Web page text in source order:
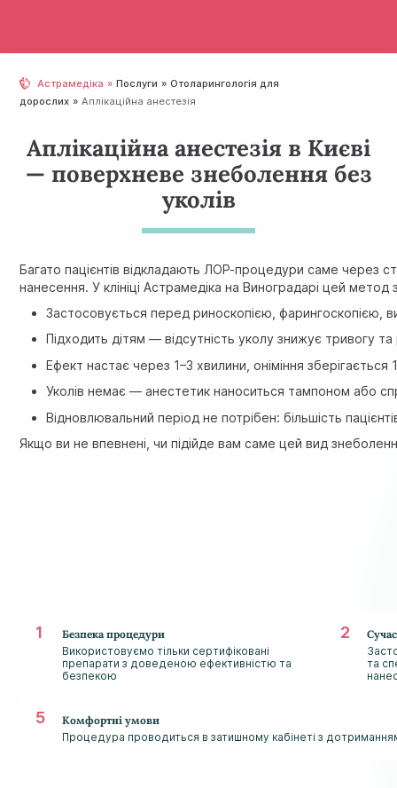
Астрамедіка Послуги
Отолaрингологія для
дорослих
Аплікаційна анестезія
Аплікаційна анестезія в Києві
— поверхневе знеболення без
уколів
Багато пацієнтів відкладають ЛОР-процедури саме через
нанесення. У клініці Астрамедіка на Виноградарі цей
Застосовується перед риноскопією, фарингоскопією,
Підходить дітям — відсутність уколу знижує тривогу
Ефект настає через 1–3 хвилини, оніміння
Уколів немає — анестетик наноситься тампоном або
Відновлювальний період не потрібен: більшість
Якщо ви не впевнені, чи підійде вам саме цей вид
Безпека процедури
Використовуємо тільки сертифіковані
препарати з доведеною ефективністю та
безпекою
та
Комфортні умови
Процедура проводиться в затишному кабінеті з